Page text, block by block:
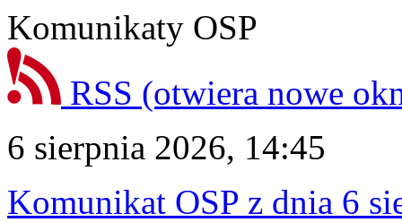
Komunikaty OSP
RSS (otwiera nowe
6 sierpnia 2026, 14:45
Komunikat OSP z dnia 6